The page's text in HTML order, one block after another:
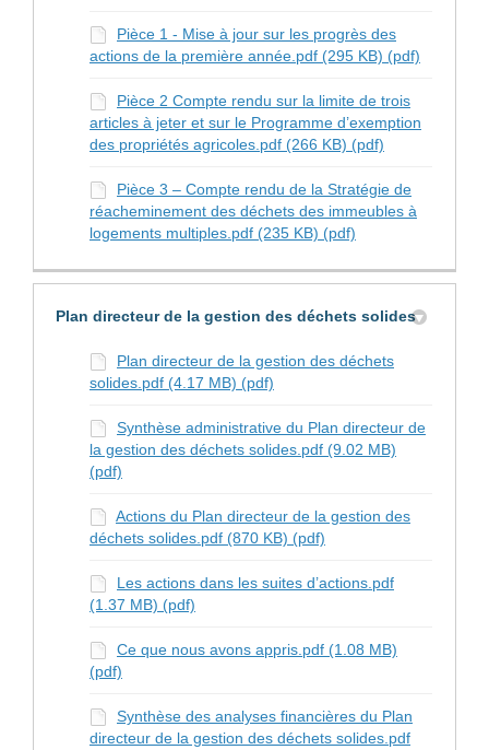
Pièce 1 - Mise à jour sur les progrès des
actions de la première année.pdf (295 KB) (pdf)
Pièce 2 Compte rendu sur la limite de trois
articles à jeter et sur le Programme d’exemption
des propriétés agricoles.pdf (266 KB) (pdf)
Pièce 3 – Compte rendu de la Stratégie de
réacheminement des déchets des immeubles à
logements multiples.pdf (235 KB) (pdf)
Plan directeur de la gestion des déchets solides
Plan directeur de la gestion des déchets
solides.pdf (4.17 MB) (pdf)
Synthèse administrative du Plan directeur de
la gestion des déchets solides.pdf (9.02 MB)
(pdf)
Actions du Plan directeur de la gestion des
déchets solides.pdf (870 KB) (pdf)
Les actions dans les suites d’actions.pdf
(1.37 MB) (pdf)
Ce que nous avons appris.pdf (1.08 MB)
(pdf)
Synthèse des analyses financières du Plan
directeur de la gestion des déchets solides.pdf